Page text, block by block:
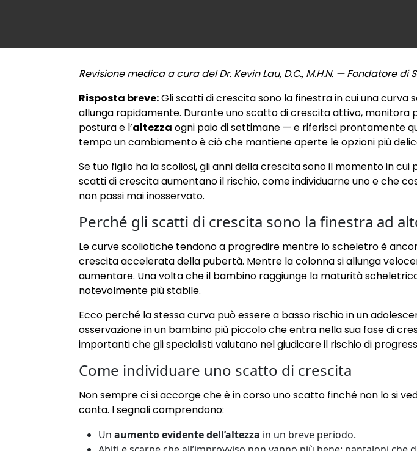
Revisione medica a cura del Dr. Kevin Lau, D.C., M.H.N. — Fondatore di
Risposta breve:Gli scatti di crescita sono la finestra in cui una
allunga rapidamente. Durante uno scatto di crescita attivo, monitora
postura e l’altezza ogni paio di settimane — e riferisci prontamente
tempo un cambiamento è ciò che mantiene aperte le opzioni più
Se tuo figlio ha la scoliosi, gli anni della crescita sono il momento in
scatti di crescita aumentano il rischio, come individuarne uno e che
non passi mai inosservato.
Perché gli scatti di crescita sono la finestra ad
Le curve scoliotiche tendono a progredire mentre lo scheletro è
crescita accelerata della pubertà. Mentre la colonna si allunga
aumentare. Una volta che il bambino raggiunge la maturità
notevolmente più stabile.
Ecco perché la stessa curva può essere a basso rischio in un
osservazione in un bambino più piccolo che entra nella sua fase di
importanti che gli specialisti valutano nel giudicare il rischio di
Come individuare uno scatto di crescita
Non sempre ci si accorge che è in corso uno scatto finché non lo si
conta. I segnali comprendono:
Un aumento evidente dell’altezza in un breve periodo.